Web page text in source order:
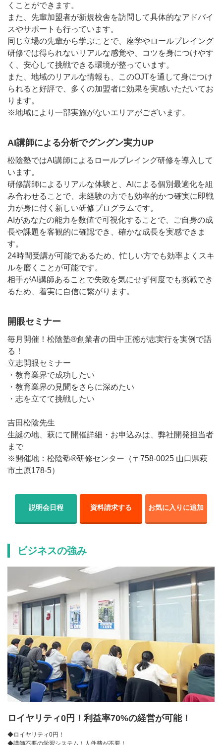
くことができます。
また、先輩加盟者が新規校舎を訪問して具体的なアドバイ
スやサポートも行っています。
同じ立場の先輩から学ぶことで、座学やロールプレイング
研修では得られないリアルな感覚や、コツを身につけやす
く、安心して挑戦できる環境が整っています。
また、地域のリアルな情報も、このOJTを通して身につけ
られると好評で、多くの加盟者に効果を実感いただいてお
ります。
※地域により一部実施がないエリアがございます。
AI講師による分析でグングン実力UP
松陰塾ではAI講師によるロールプレイング研修を導入して
います。
研修講師によるリアルな体験と、AIによる個別最適化を組
み合わせることで、未経験の方でも効率的かつ確実に即戦
力が身に付く新しい研修プログラムです。
AIがあなたの能力を数値で可視化することで、ご自身の成
長や課題を客観的に確認でき、確かな成長を実感できま
す。
24時間受講が可能であるため、忙しい方でも効率よくスキ
ルを磨くことが可能です。
相手がAI講師あることで失敗を気にせず何度でも挑戦でき
るため、着実に自信に繋がります。
開眼セミナー
毎月開催！松陰塾®創業者の田中正徳が志実行を実例で語
る！
立志開眼セミナー
・教育業界で成功したい
・教育業界の見聞をさらに深めたい
・志を立てて挑戦したい
吉田松陰先生
生誕の地、萩にて開催 詳細・お申込みは、弊社開発担当者
まで
※開催地：松陰塾®研修センター（〒758-0025 山口県萩
市土原178-5）
説明会日程 資料請求する お気に入りに追加
ビジネスの強み
ロイヤリティ0円！利益率70%の経営が可能！
◆ロイヤリティ0円！
◆講師不要の学習システム！人件費が不要！